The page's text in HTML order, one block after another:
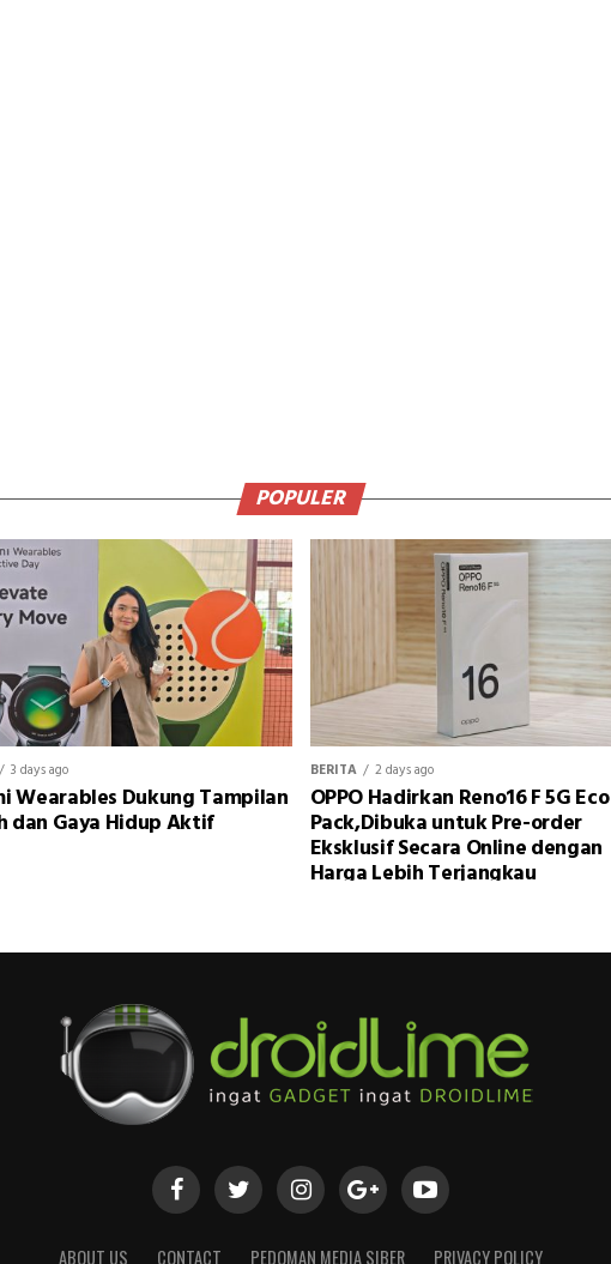
POPULER
3 days ago
Wearables Dukung Tampilan
dan Gaya Hidup Aktif
BERITA 2 days ago
OPPO Hadirkan Reno16 F 5G Eco
Pack,Dibuka untuk Pre-order
Eksklusif Secara Online dengan
Harga Lebih Terjangkau
ABOUT US CONTACT PEDOMAN MEDIA SIBER PRIVACY POLICY